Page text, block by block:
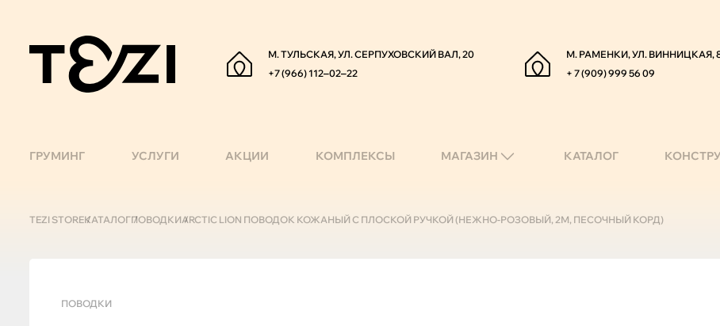
М. ТУЛЬСКАЯ, УЛ. СЕРПУХОВСКИЙ ВАЛ, 20
+7 (966) 112‒02‒22
М. РАМЕНКИ, УЛ. ВИННИЦКАЯ,
+ 7 (909) 999 56 09
ГРУМИНГ УСЛУГИ АКЦИИ КОМПЛЕКСЫ МАГАЗИН КАТАЛОГ
TEZI STOREКАТАЛОГПОВОДКИARCTIC LION ПОВОДОК КОЖАНЫЙ С ПЛОСКОЙ РУЧКОЙ (НЕЖНО-РОЗОВЫЙ, 2М, ПЕСОЧНЫЙ КОРД)
ПОВОДКИ